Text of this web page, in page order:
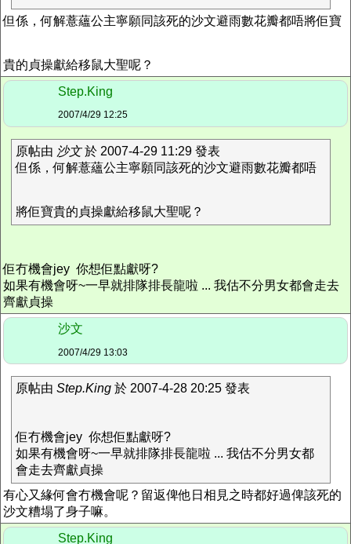
但係，何解薏蘊公主寧願同該死的沙文避雨數花瓣都唔將佢寶
貴的貞操獻給移鼠大聖呢？
Step.King
2007/4/29 12:25
原帖由 沙文於 2007-4-29 11:29 發表
但係，何解薏蘊公主寧願同該死的沙文避雨數花瓣都唔
將佢寶貴的貞操獻給移鼠大聖呢？
佢冇機會jey 你想佢點獻呀?
如果有機會呀~一早就排隊排長龍啦 ... 我估不分男女都會走去
齊獻貞操
沙文
2007/4/29 13:03
原帖由 Step.King 於 2007-4-28 20:25 發表
佢冇機會jey 你想佢點獻呀?
如果有機會呀~一早就排隊排長龍啦 ... 我估不分男女都
會走去齊獻貞操
有心又緣何會冇機會呢？留返俾他日相見之時都好過俾該死的
沙文糟塌了身子嘛。
Step.King